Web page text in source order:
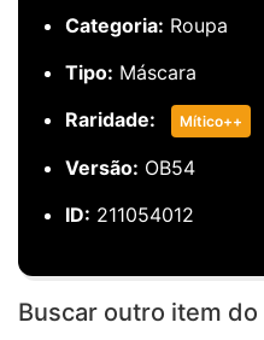
Categoria: Roupa
Tipo: Máscara
Raridade:
Mítico++
Versão: OB54
ID: 211054012
Buscar outro item do